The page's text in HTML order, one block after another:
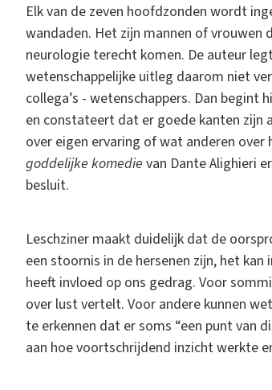
Elk van de zeven hoofdzonden wordt
wandaden. Het zijn mannen of vrouwen
neurologie terecht komen. De auteur
wetenschappelijke uitleg daarom niet
collega’s - wetenschappers. Dan begint
en constateert dat er goede kanten zijn
over eigen ervaring of wat anderen
goddelijke komedie van Dante Alighieri
besluit.
Leschziner maakt duidelijk dat de
een stoornis in de hersenen zijn, het
heeft invloed op ons gedrag. Voor
over lust vertelt. Voor andere kunnen
te erkennen dat er soms “een punt van
aan hoe voortschrijdend inzicht werkte